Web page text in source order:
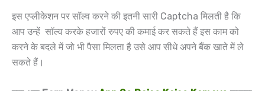
इस एप्लीकेशन पर सॉल्व करने की इतनी सारी Captcha मिलती है कि
आप उन्हें सॉल्व करके हजारों रुपए की कमाई कर सकते हैं इस काम को
करने के बदले में जो भी पैसा मिलता है उसे आप सीधे अपने बैंक खाते में ले
सकते हैं।